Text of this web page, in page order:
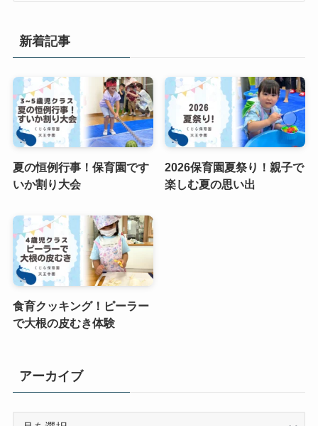
新着記事
夏の恒例行事！保育園です
いか割り大会
2026保育園夏祭り！親子で
楽しむ夏の思い出
食育クッキング！ピーラー
で大根の皮むき体験
アーカイブ